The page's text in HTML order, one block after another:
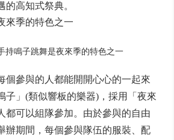
的高知式祭典。
持鳴子跳舞是夜來季的特色之一
個參與的人都能開開心心的一起來
子」(類似響板的樂器)，採用「夜來
都可以組隊參加。由於參與的自由
辦期間，每個參與隊伍的服裝、配